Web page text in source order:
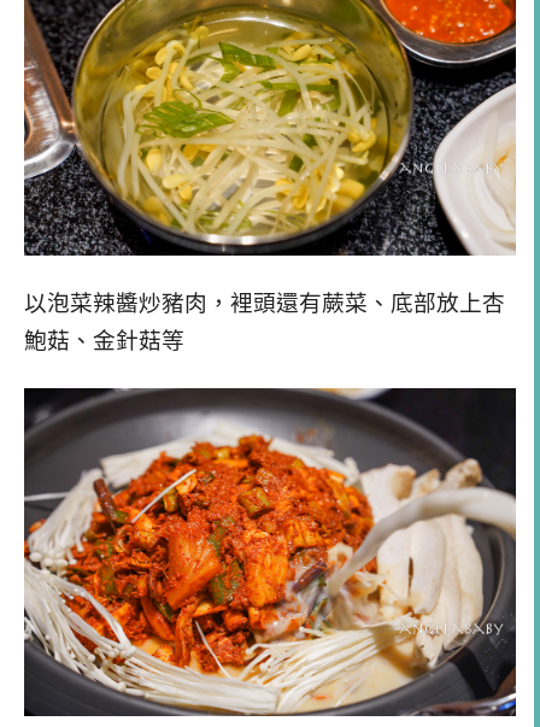
以泡菜辣醬炒豬肉，裡頭還有蕨菜、底部放上杏
鮑菇、金針菇等